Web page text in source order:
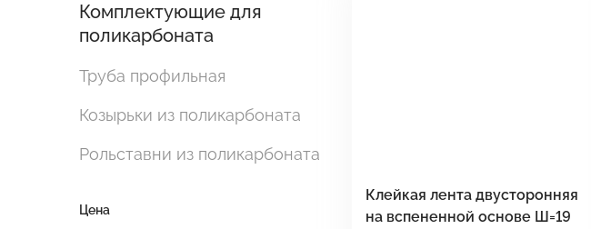
Комплектующие для
поликарбоната
Труба профильная
Козырьки из поликарбоната
Рольставни из поликарбоната
Цена
Клейкая лента двусторонняя
на вспененной основе Ш=19